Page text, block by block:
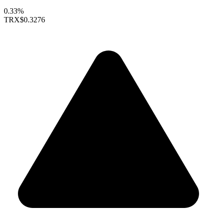
0.33%
TRX$0.3276